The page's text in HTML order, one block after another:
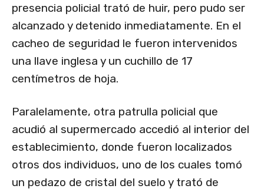
presencia policial trató de huir, pero pudo ser
alcanzado y detenido inmediatamente. En el
cacheo de seguridad le fueron intervenidos
una llave inglesa y un cuchillo de 17
centímetros de hoja.
Paralelamente, otra patrulla policial que
acudió al supermercado accedió al interior del
establecimiento, donde fueron localizados
otros dos individuos, uno de los cuales tomó
un pedazo de cristal del suelo y trató de